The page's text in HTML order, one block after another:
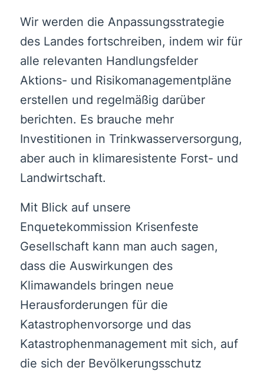
Wir werden die Anpassungsstrategie
des Landes fortschreiben, indem wir für
alle relevanten Handlungsfelder
Aktions- und Risikomanagementpläne
erstellen und regelmäßig darüber
berichten. Es brauche mehr
Investitionen in Trinkwasserversorgung,
aber auch in klimaresistente Forst- und
Landwirtschaft.
Mit Blick auf unsere
Enquetekommission Krisenfeste
Gesellschaft kann man auch sagen,
dass die Auswirkungen des
Klimawandels bringen neue
Herausforderungen für die
Katastrophenvorsorge und das
Katastrophenmanagement mit sich, auf
die sich der Bevölkerungsschutz